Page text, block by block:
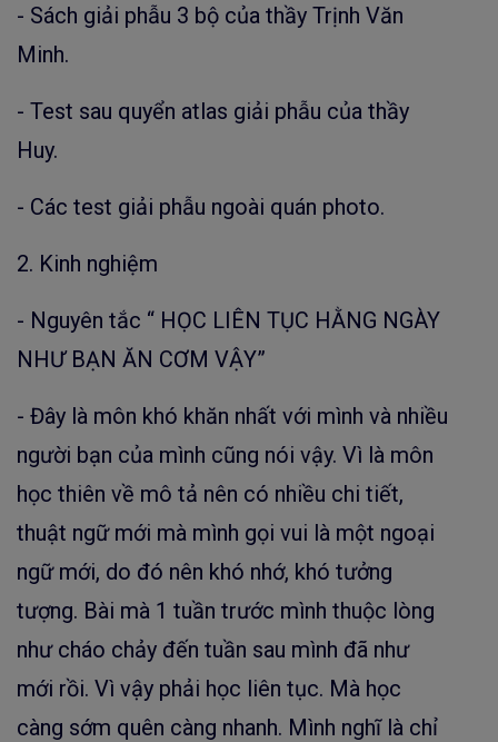
- Sách giải phẫu 3 bộ của thầy Trịnh Văn
Minh.
- Test sau quyển atlas giải phẫu của thầy
Huy.
- Các test giải phẫu ngoài quán photo.
2. Kinh nghiệm
- Nguyên tắc “ HỌC LIÊN TỤC HẰNG NGÀY
NHƯ BẠN ĂN CƠM VẬY”
- Đây là môn khó khăn nhất với mình và nhiều
người bạn của mình cũng nói vậy. Vì là môn
học thiên về mô tả nên có nhiều chi tiết,
thuật ngữ mới mà mình gọi vui là một ngoại
ngữ mới, do đó nên khó nhớ, khó tưởng
tượng. Bài mà 1 tuần trước mình thuộc lòng
như cháo chảy đến tuần sau mình đã như
mới rồi. Vì vậy phải học liên tục. Mà học
càng sớm quên càng nhanh. Mình nghĩ là chỉ